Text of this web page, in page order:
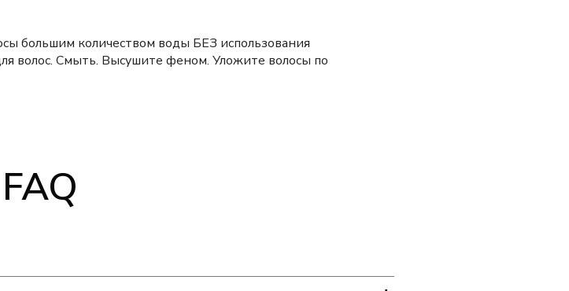
большим количеством воды БЕЗ использования
волос. Смыть. Высушите феном. Уложите волосы по
FAQ